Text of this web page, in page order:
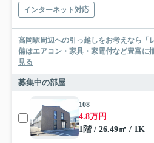
インターネット対応
高岡駅周辺への引っ越しをお考えなら「
備はエアコン・家具・家電付など豊富に
見る
募集中の部屋
108
4.8万円
1階 / 26.49㎡ / 1K